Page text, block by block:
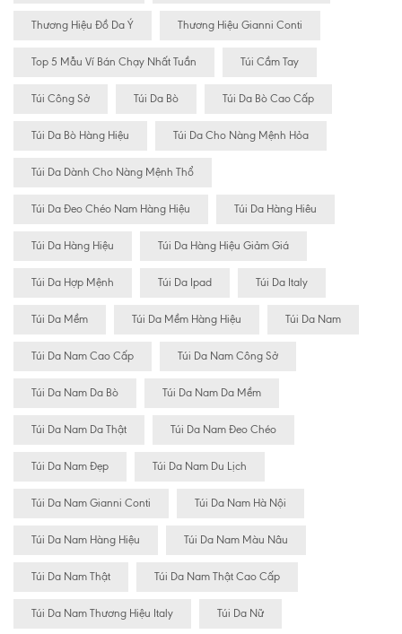
Thương Hiệu Đồ Da Ý Thương Hiệu Gianni Conti
Top 5 Mẫu Ví Bán Chạy Nhất Tuần Túi Cầm Tay
Túi Công Sở Túi Da Bò Túi Da Bò Cao Cấp
Túi Da Bò Hàng Hiệu Túi Da Cho Nàng Mệnh Hỏa
Túi Da Dành Cho Nàng Mệnh Thổ
Túi Da Đeo Chéo Nam Hàng Hiệu Túi Da Hàng Hiêu
Túi Da Hàng Hiệu Túi Da Hàng Hiệu Giảm Giá
Túi Da Hợp Mệnh Túi Da Ipad Túi Da Italy
Túi Da Mềm Túi Da Mềm Hàng Hiệu Túi Da Nam
Túi Da Nam Cao Cấp Túi Da Nam Công Sở
Túi Da Nam Da Bò Túi Da Nam Da Mềm
Túi Da Nam Da Thật Túi Da Nam Đeo Chéo
Túi Da Nam Đẹp Túi Da Nam Du Lịch
Túi Da Nam Gianni Conti Túi Da Nam Hà Nội
Túi Da Nam Hàng Hiệu Túi Da Nam Màu Nâu
Túi Da Nam Thật Túi Da Nam Thật Cao Cấp
Túi Da Nam Thương Hiệu Italy Túi Da Nữ